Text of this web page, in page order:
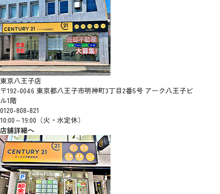
東京八王子店
〒192-0046 東京都八王子市明神町3丁目2番5号 アーク八王子ビ
ル1階
0120-808-821
10:00～19:00（火・水定休）
店舗詳細へ